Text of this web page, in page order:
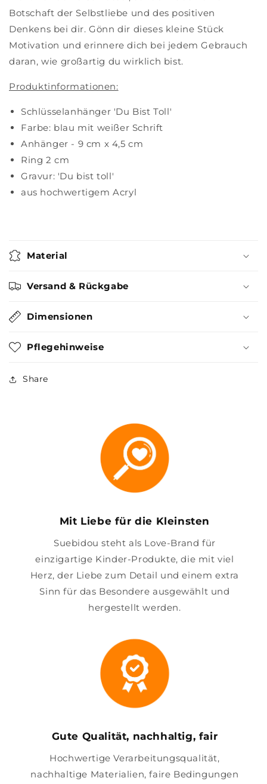
Botschaft der Selbstliebe und des positiven
Denkens bei dir. Gönn dir dieses kleine Stück
Motivation und erinnere dich bei jedem Gebrauch
daran, wie großartig du wirklich bist.
Produktinformationen:
Schlüsselanhänger 'Du Bist Toll'
Farbe: blau mit weißer Schrift
Anhänger - 9 cm x 4,5 cm
Ring 2 cm
Gravur: 'Du bist toll'
aus hochwertigem Acryl
Material
Versand & Rückgabe
Dimensionen
Pflegehinweise
Share
Mit Liebe für die Kleinsten
Suebidou steht als Love-Brand für
einzigartige Kinder-Produkte, die mit viel
Herz, der Liebe zum Detail und einem extra
Sinn für das Besondere ausgewählt und
hergestellt werden.
Gute Qualität, nachhaltig, fair
Hochwertige Verarbeitungsqualität,
nachhaltige Materialien, faire Bedingungen